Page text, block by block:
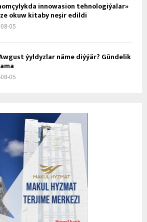
innowasion tehnologiýalar»
okuw kitaby neşir edildi
05
ýyldyzlar näme diýýär? Gündelik
05